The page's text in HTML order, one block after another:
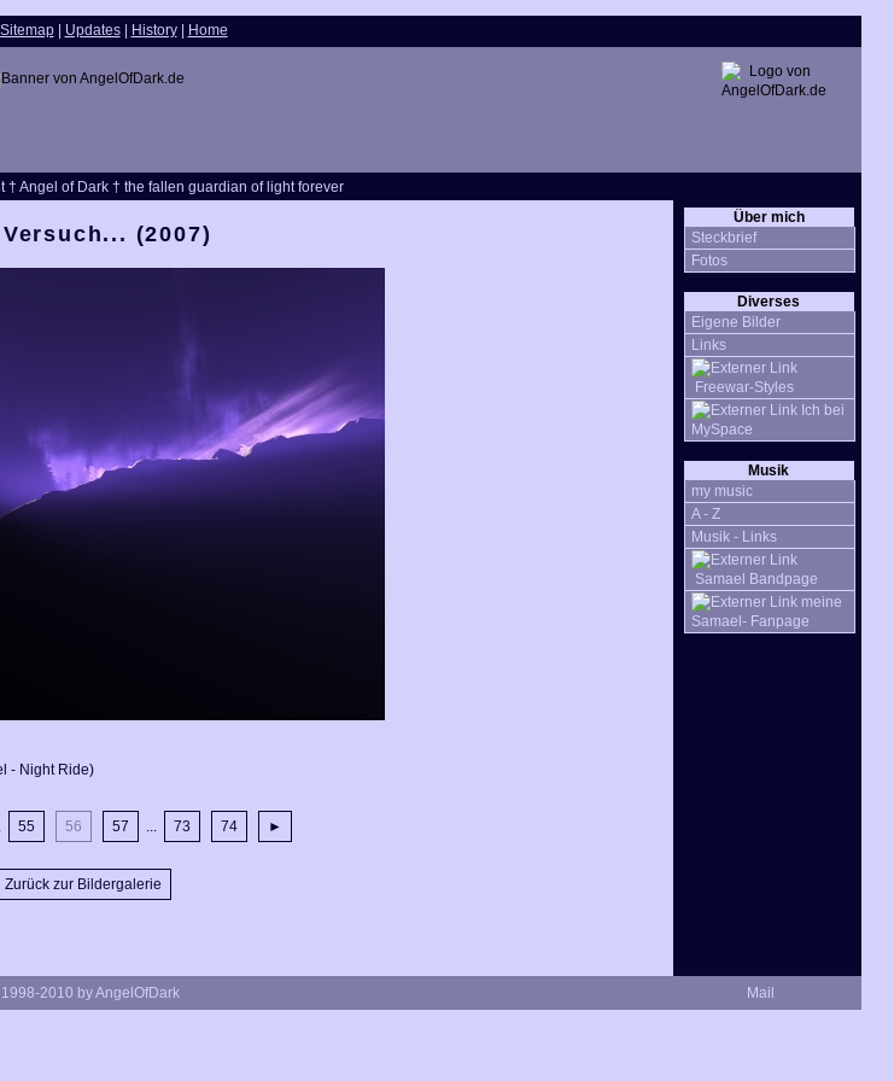
Sitemap Updates History Home
† Angel of Dark † the fallen guardian of light forever
Über mich
Steckbrief
Fotos
Diverses
Eigene Bilder
Links
Freewar-Styles
Ich bei
MySpace
Musik
my music
A - Z
Musik - Links
Samael Bandpage
meine
Samael- Fanpage
(2007)
- Night Ride)
55 56 57 ... 73 74 ►
Zurück zur Bildergalerie
Mail
2010 by AngelOfDark